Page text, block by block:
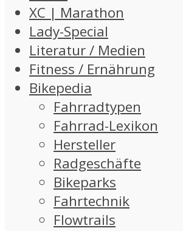
XC | Marathon
Lady-Special
Literatur / Medien
Fitness / Ernährung
Bikepedia
Fahrradtypen
Fahrrad-Lexikon
Hersteller
Radgeschäfte
Bikeparks
Fahrtechnik
Flowtrails